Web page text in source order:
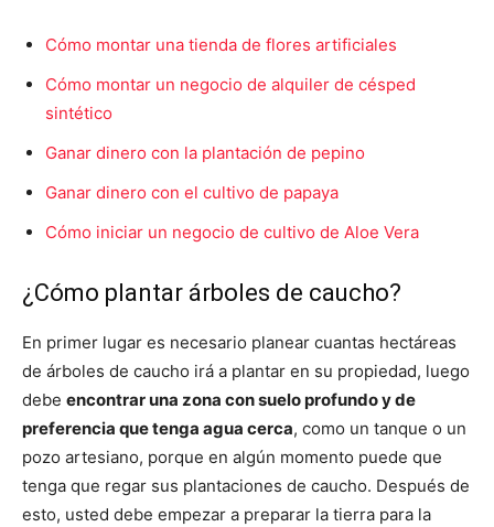
Cómo montar una tienda de flores artificiales
Cómo montar un negocio de alquiler de césped
sintético
Ganar dinero con la plantación de pepino
Ganar dinero con el cultivo de papaya
Cómo iniciar un negocio de cultivo de Aloe Vera
¿Cómo plantar árboles de caucho?
En primer lugar es necesario planear cuantas hectáreas
de árboles de caucho irá a plantar en su propiedad, luego
debe encontrar una zona con suelo profundo y de
preferencia que tenga agua cerca, como un tanque o un
pozo artesiano, porque en algún momento puede que
tenga que regar sus plantaciones de caucho. Después de
esto, usted debe empezar a preparar la tierra para la